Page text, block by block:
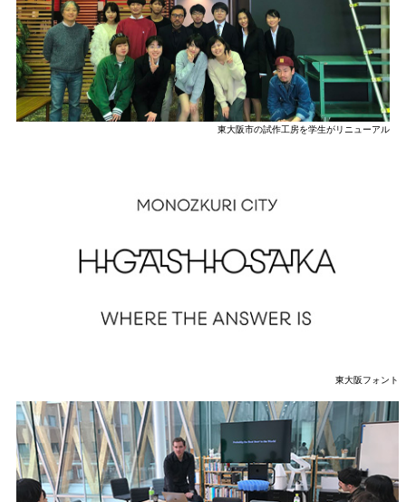
東大阪市の試作工房を学生がリニューアル
東大阪フォント